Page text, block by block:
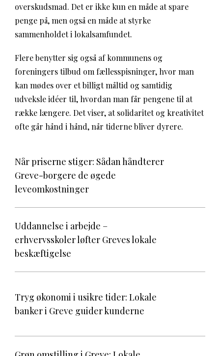
overskudsmad. Det er ikke kun en måde at spare
penge på, men også en måde at styrke
sammenholdet i lokalsamfundet.
Flere benytter sig også af kommunens og
foreningers tilbud om fællesspisninger, hvor man
kan mødes over et billigt måltid og samtidig
udveksle idéer til, hvordan man får pengene til at
række længere. Det viser, at solidaritet og kreativitet
ofte går hånd i hånd, når tiderne bliver dyrere.
Når priserne stiger: Sådan håndterer
Greve-borgere de øgede
leveomkostninger
Uddannelse i arbejde –
erhvervsskoler løfter Greves lokale
beskæftigelse
Tryg økonomi i usikre tider: Lokale
banker i Greve guider kunderne